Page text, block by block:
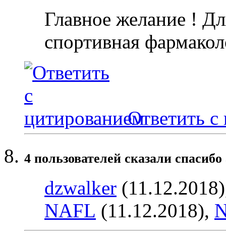
Главное желание !
спортивная
Ответить с
4 пользователей сказали
dzwalker
NAFL (11.12.2018),